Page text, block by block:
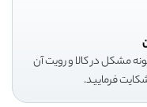
مشکل در کالا و رویت آن